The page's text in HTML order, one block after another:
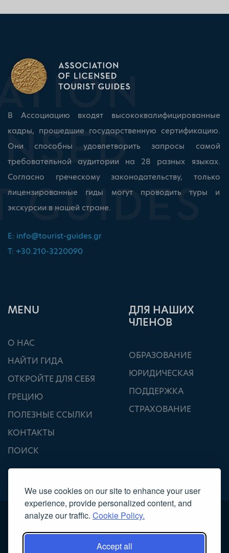
We use cookies on our site to enhance your user
experience, provide personalized content, and
analyze our traffic. Cookie Policy.
Accept all
В Ассоциацию входят высококвалифицированные
кадры, прошедшие государственную сертификацию.
Они способны удовлетворить запросы самой
требовательной аудитории на 28 разных языках.
Согласно греческому законодательству, только
лицензированные гиды могут проводить туры и
экскурсии в нашей стране.
E: info@tourist-guides.gr
T: +30.210-3220090
ΜΕΝU
О НАС
НАЙТИ ГИДА
ОТКРОЙТЕ ДЛЯ СЕБЯ
ГРЕЦИЮ
ПОЛЕЗНЫЕ ССЫЛКИ
КОНТАКТЫ
ПОИСК
ДЛЯ НАШИХ
ЧЛЕНОВ
ОБРАЗОВАНИЕ
ЮРИДИЧЕСКАЯ
ПОДДЕРЖКА
СТРАХОВАНИЕ